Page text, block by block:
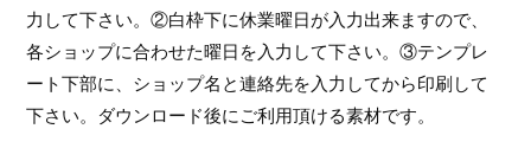
力して下さい。②白枠下に休業曜日が入力出来ますので、
各ショップに合わせた曜日を入力して下さい。③テンプレ
ート下部に、ショップ名と連絡先を入力してから印刷して
下さい。ダウンロード後にご利用頂ける素材です。